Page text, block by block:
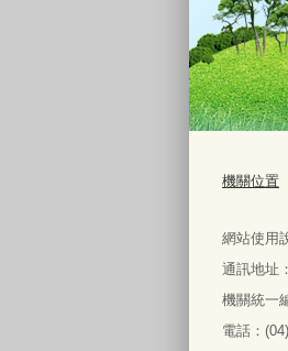
機關位置
網站使用
通訊地址：
機關統一
電話：